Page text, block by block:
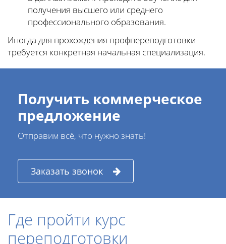
получения высшего или среднего
профессионального образования.
Иногда для прохождения профпереподготовки
требуется конкретная начальная специализация.
Получить коммерческое
предложение
Отправим всё, что нужно знать!
Заказать звонок
Где пройти курс
переподготовки